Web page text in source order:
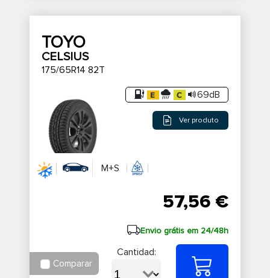
TOYO
CELSIUS
175/65R14 82T
69dB
Ver produto
M+S
57,56 €
Envio grátis em 24/48h
Comparar
Cantidad: